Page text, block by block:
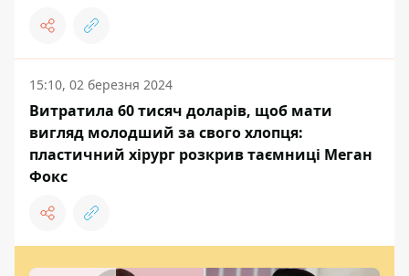
15:10, 02 березня 2024
Витратила 60 тисяч доларів, щоб мати
вигляд молодший за свого хлопця:
пластичний хірург розкрив таємниці Меган
Фокс